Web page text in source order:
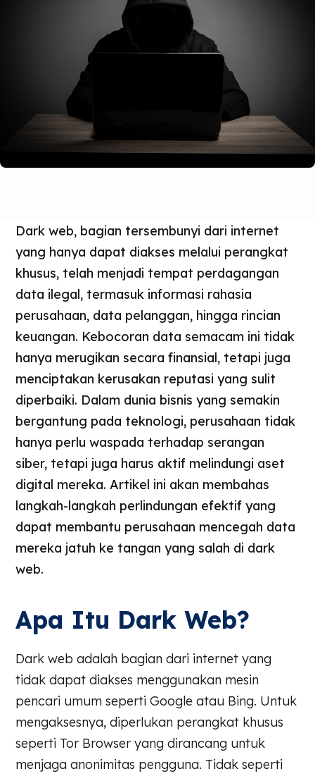
Dark web, bagian tersembunyi dari internet
yang hanya dapat diakses melalui perangkat
khusus, telah menjadi tempat perdagangan
data ilegal, termasuk informasi rahasia
perusahaan, data pelanggan, hingga rincian
keuangan. Kebocoran data semacam ini tidak
hanya merugikan secara finansial, tetapi juga
menciptakan kerusakan reputasi yang sulit
diperbaiki. Dalam dunia bisnis yang semakin
bergantung pada teknologi, perusahaan tidak
hanya perlu waspada terhadap serangan
siber, tetapi juga harus aktif melindungi aset
digital mereka. Artikel ini akan membahas
langkah-langkah perlindungan efektif yang
dapat membantu perusahaan mencegah data
mereka jatuh ke tangan yang salah di dark
web.
Apa Itu Dark Web?
Dark web adalah bagian dari internet yang
tidak dapat diakses menggunakan mesin
pencari umum seperti Google atau Bing. Untuk
mengaksesnya, diperlukan perangkat khusus
seperti Tor Browser yang dirancang untuk
menjaga anonimitas pengguna. Tidak seperti